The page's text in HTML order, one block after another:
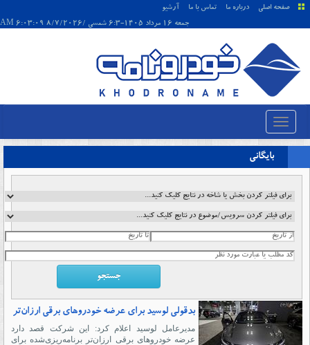
صفحه اصلی درباره ما تماس با ما
آرشیو
جمعه 16 مرداد 1405-6:3 شمسی /8/7/2026 6:03:09 AM
بایگانی
جستجو
بدقولی لوسید برای عرضه خودروهای برقی ارزان‌تر
مدیرعامل لوسید اعلام کرد: این شرکت قصد دارد
عرضه خودروهای برقی ارزان‌تر برنامه‌ریزی‌شده برای